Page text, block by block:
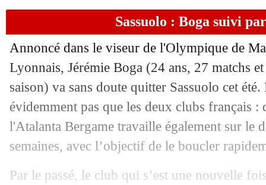
Sassuolo : Boga suivi
Annoncé dans le viseur de l'Olympique de
Lyonnais, Jérémie Boga (24 ans, 27 matchs
saison) va sans doute quitter Sassuolo cet
évidemment pas que les deux clubs français :
l'Atalanta Bergame travaille également sur le
semaines, avec l’objectif de le boucler
Par le passé, le club qui s’est une nouvelle
26/06 Tottenham: son avenir, Kane n'a
26/06 OM: Kamara, le Milan joue la
26/06 : un intérêt pour Pau Torres ?
26/06 Séville: Koundé veut signer au Real
Euro : le pari d'Ancelotti pour la